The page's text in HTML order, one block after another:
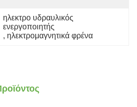
ηλεκτρο υδραυλικός
ενεργοποιητής
, ηλεκτρομαγνητικά φρένα